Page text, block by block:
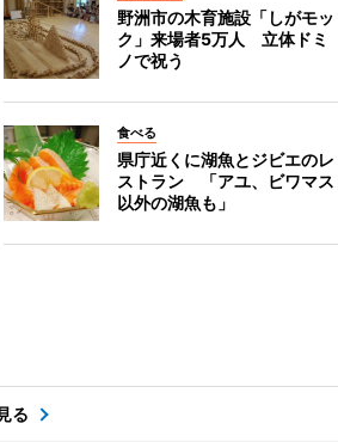
野洲市の木育施設「しがモッ
ク」来場者5万人 立体ドミ
ノで祝う
食べる
県庁近くに湖魚とジビエのレ
ストラン 「アユ、ビワマス
以外の湖魚も」
る